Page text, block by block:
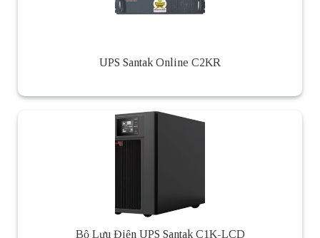
UPS Santak Online C2KR
Bộ Lưu Điện UPS Santak C1K-LCD